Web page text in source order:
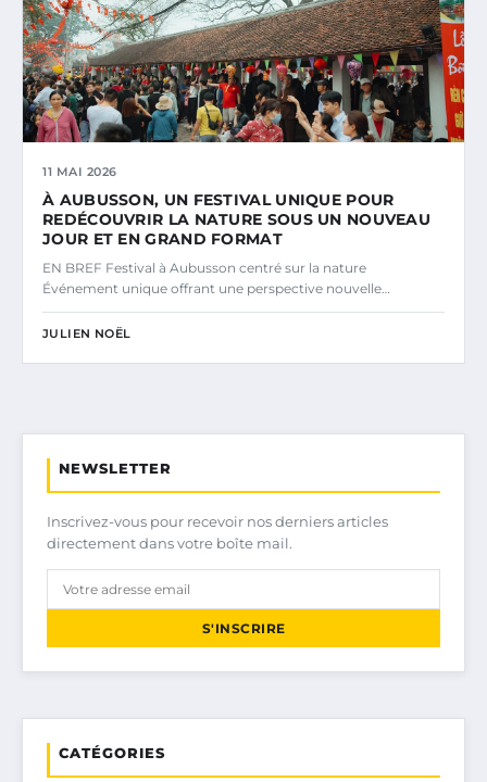
11 MAI 2026
À AUBUSSON, UN FESTIVAL UNIQUE POUR
REDÉCOUVRIR LA NATURE SOUS UN NOUVEAU
JOUR ET EN GRAND FORMAT
EN BREF Festival à Aubusson centré sur la nature
Événement unique offrant une perspective nouvelle…
JULIEN NOËL
NEWSLETTER
Inscrivez-vous pour recevoir nos derniers articles
directement dans votre boîte mail.
S'INSCRIRE
CATÉGORIES